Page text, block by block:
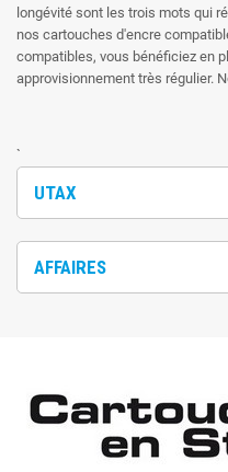
`
UTAX
AFFAIRES
longévité sont les trois mots qui
nos cartouches d'encre
compatibles, vous bénéficiez en
approvisionnement très régulier.